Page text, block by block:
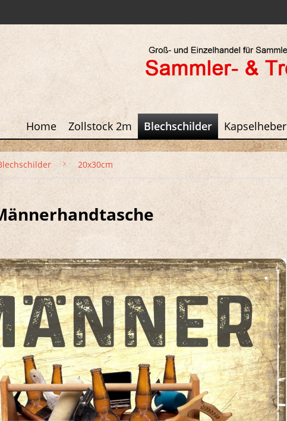
Home Zollstock 2m Blechschilder Kapselheber
20x30cm